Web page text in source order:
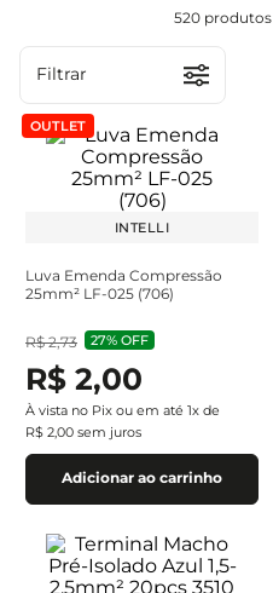
520 produtos
Filtrar
OUTLET
INTELLI
Luva Emenda Compressão
25mm² LF-025 (706)
R$ 2,73 27% OFF
R$ 2,00
À vista no Pix ou em até 1x de
R$ 2,00 sem juros
Adicionar ao carrinho